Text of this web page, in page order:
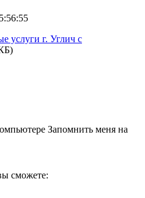
услуги г. Углич с
Запомнить меня на
сможете: